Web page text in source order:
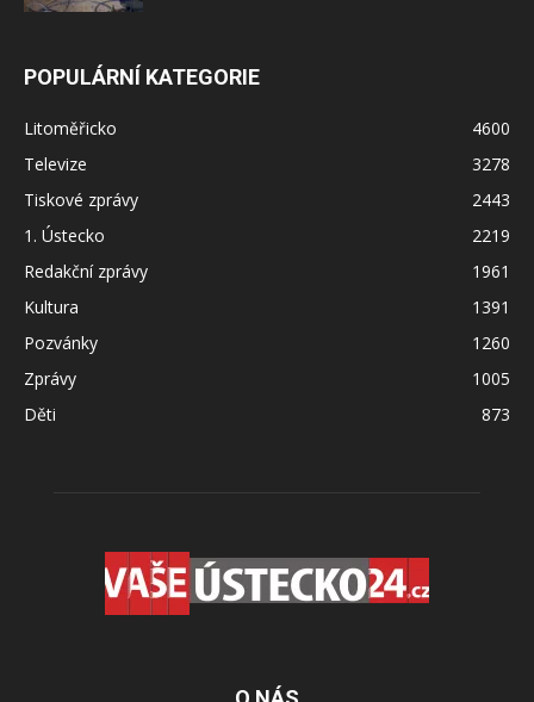
POPULÁRNÍ KATEGORIE
Litoměřicko
4600
Televize
3278
Tiskové zprávy
2443
1. Ústecko
2219
Redakční zprávy
1961
Kultura
1391
Pozvánky
1260
Zprávy
1005
Děti
873